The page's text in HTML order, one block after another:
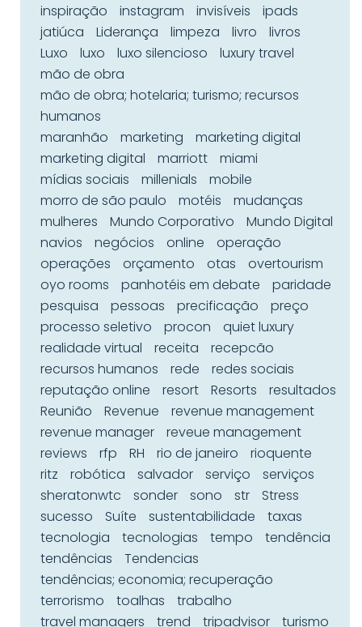
inspiração
instagram invisíveis
ipads
jatiúca
Liderança limpeza livro
livros
Luxo
luxo luxo silencioso
luxury travel
mão de obra
mão de obra; hotelaria; turismo; recursos
humanos
maranhão
marketing
marketing digital
marketing digital
marriott
miami
mídias sociais
millenials
mobile
morro de são paulo
motéis
mudanças
mulheres
Mundo Corporativo
Mundo Digital
navios
negócios online
operação
operações
orçamento otas
overtourism
oyo rooms
panhotéis em debate
paridade
pesquisa
pessoas precificação
preço
processo seletivo
procon
quiet luxury
realidade virtual
receita
recepcão
recursos humanos
rede
redes sociais
reputação online
resort Resorts
resultados
Reunião
Revenue
revenue management
revenue manager
reveue management
reviews
rfp RH rio de janeiro
rioquente
ritz
robótica salvador serviço
serviços
sheratonwtc
sonder sono str
Stress
sucesso
Suíte sustentabilidade
taxas
tecnologia
tecnologias tempo
tendência
tendências
Tendencias
tendências; economia; recuperação
terrorismo
toalhas
trabalho
travel managers
trend tripadvisor
turismo